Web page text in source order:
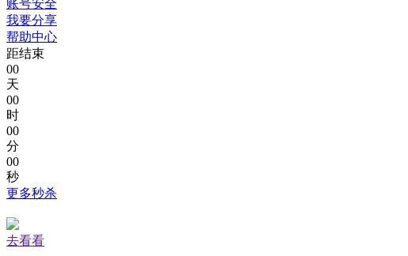
账号安全
我要分享
帮助中心
距结束
00
天
00
时
00
分
00
秒
更多秒杀
去看看